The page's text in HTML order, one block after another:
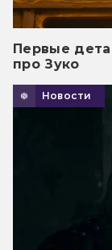
Первые
про Зуко
Новости